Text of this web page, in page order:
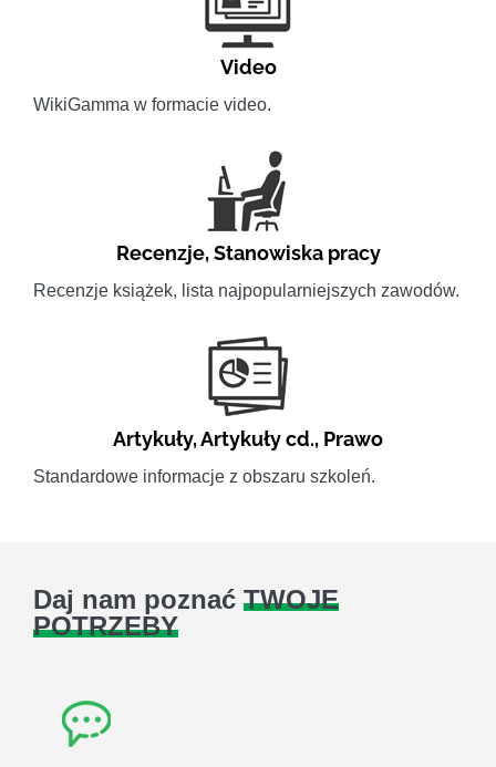
Video
WikiGamma w formacie video.
Recenzje,Stanowiska pracy
Recenzje książek, lista najpopularniejszych zawodów.
Artykuły,Artykuły cd., Prawo
Standardowe informacje z obszaru szkoleń.
Daj nam poznać TWOJE
POTRZEBY